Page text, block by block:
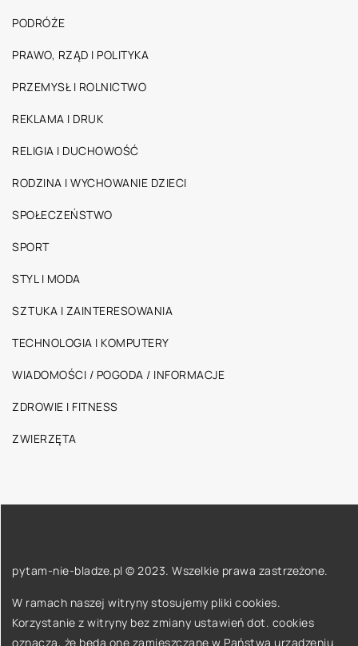
PODRÓŻE
PRAWO, RZĄD I POLITYKA
PRZEMYSŁ I ROLNICTWO
REKLAMA I DRUK
RELIGIA I DUCHOWOŚĆ
RODZINA I WYCHOWANIE DZIECI
SPOŁECZEŃSTWO
SPORT
STYL I MODA
SZTUKA I ZAINTERESOWANIA
TECHNOLOGIA I KOMPUTERY
WIADOMOŚCI / POGODA / INFORMACJE
ZDROWIE I FITNESS
ZWIERZĘTA
pytam-nie-bladze.pl © 2023. Wszelkie prawa zastrzeżone.
W ramach naszej witryny stosujemy pliki cookies.
Korzystanie z witryny bez zmiany ustawień dot. cookies
oznacza, że będą one zamieszczane w Państwa urządzeniu